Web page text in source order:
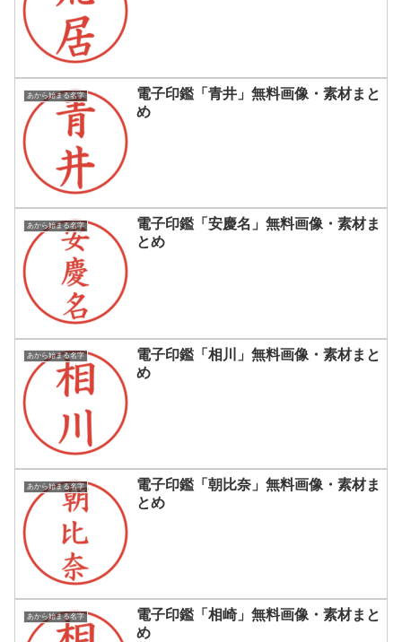
あから始まる名字
電子印鑑「青井」無料画像・素材まと
め
あから始まる名字
電子印鑑「安慶名」無料画像・素材ま
とめ
あから始まる名字
電子印鑑「相川」無料画像・素材まと
め
あから始まる名字
電子印鑑「朝比奈」無料画像・素材ま
とめ
あから始まる名字
電子印鑑「相崎」無料画像・素材まと
め